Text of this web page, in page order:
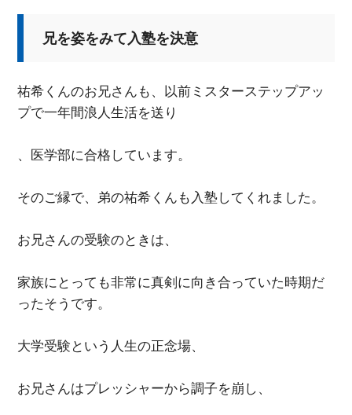
兄を姿をみて入塾を決意
祐希くんのお兄さんも、以前ミスターステップアッ
プで一年間浪人生活を送り
、医学部に合格しています。
そのご縁で、弟の祐希くんも入塾してくれました。
お兄さんの受験のときは、
家族にとっても非常に真剣に向き合っていた時期だ
ったそうです。
大学受験という人生の正念場、
お兄さんはプレッシャーから調子を崩し、